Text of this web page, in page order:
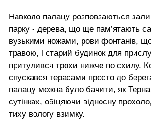
Навколо палацу розповзаються
парку - дерева, що ще пам’ятають
вузькими ножами, рови фонтанів,
травою, і старий будинок для
притулився трохи нижче по схилу.
спускався терасами просто до берега
палацу можна було бачити, як
сутінках, обіцяючи відносну
тиху вологу взимку.